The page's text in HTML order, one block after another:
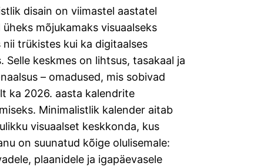
disain on viimastel aastatel
mõjukamaks visuaalseks
nii trükistes kui ka digitaalses
Selle keskmes on lihtsus, tasakaal ja
– omadused, mis sobivad
ka 2026. aasta kalendrite
Minimalistlik kalender aitab
visuaalset keskkonda, kus
on suunatud kõige olulisemale:
plaanidele ja igapäevasele